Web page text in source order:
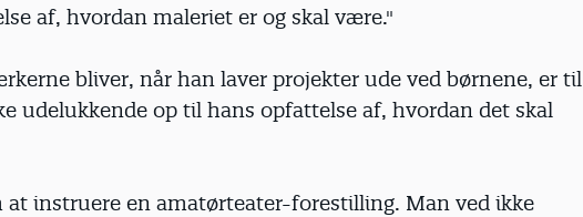
af, hvordan maleriet er og skal være."
bliver, når han laver projekter ude ved børnene, er til
udelukkende op til hans opfattelse af, hvordan det skal
at instruere en amatørteater-forestilling. Man ved ikke